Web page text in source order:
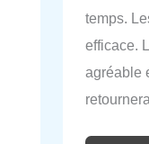
temps.
efficace.
agréable